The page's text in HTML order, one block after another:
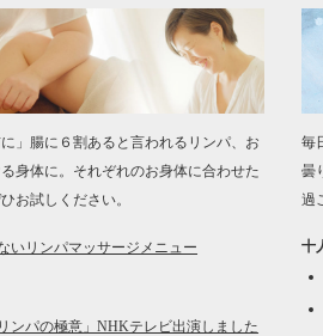
」腸に６割あると言われるリンパ、お
身体に。それぞれのお身体に合わせた
お試しください。
いリンパマッサージメニュー
ンパの極意」NHKテレビ出演しました
毎
曇
過
十